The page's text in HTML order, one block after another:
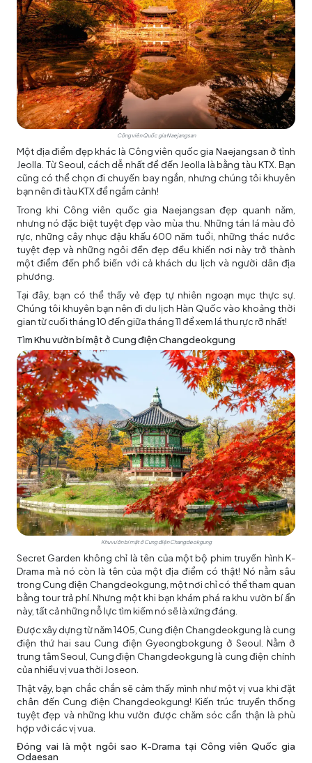
Công viên Quốc gia Naejangsan
Một địa điểm đẹp khác là Công viên quốc gia Naejangsan ở tỉnh
Jeolla. Từ Seoul, cách dễ nhất để đến Jeolla là bằng tàu KTX. Bạn
cũng có thể chọn đi chuyến bay ngắn, nhưng chúng tôi khuyên
bạn nên đi tàu KTX để ngắm cảnh!
Trong khi Công viên quốc gia Naejangsan đẹp quanh năm,
nhưng nó đặc biệt tuyệt đẹp vào mùa thu. Những tán lá màu đỏ
rực, những cây nhục đậu khấu 600 năm tuổi, những thác nước
tuyệt đẹp và những ngôi đền đẹp đều khiến nơi này trở thành
một điểm đến phổ biến với cả khách du lịch và người dân địa
phương.
Tại đây, bạn có thể thấy vẻ đẹp tự nhiên ngoạn mục thực sự.
Chúng tôi khuyên bạn nên đi du lịch Hàn Quốc vào khoảng thời
gian từ cuối tháng 10 đến giữa tháng 11 để xem lá thu rực rỡ nhất!
Tìm Khu vườn bí mật ở Cung điện Changdeokgung
Khu vườn bí mật ở Cung điện Changdeokgung
Secret Garden không chỉ là tên của một bộ phim truyền hình K-
Drama mà nó còn là tên của một địa điểm có thật! Nó nằm sâu
trong Cung điện Changdeokgung, một nơi chỉ có thể tham quan
bằng tour trả phí. Nhưng một khi bạn khám phá ra khu vườn bí ẩn
này, tất cả những nỗ lực tìm kiếm nó sẽ là xứng đáng.
Được xây dựng từ năm 1405, Cung điện Changdeokgung là cung
điện thứ hai sau Cung điện Gyeongbokgung ở Seoul. Nằm ở
trung tâm Seoul, Cung điện Changdeokgung là cung điện chính
của nhiều vị vua thời Joseon.
Thật vậy, bạn chắc chắn sẽ cảm thấy mình như một vị vua khi đặt
chân đến Cung điện Changdeokgung! Kiến trúc truyền thống
tuyệt đẹp và những khu vườn được chăm sóc cẩn thận là phù
hợp với các vị vua.
Đóng vai là một ngôi sao K-Drama tại Công viên Quốc gia
Odaesan